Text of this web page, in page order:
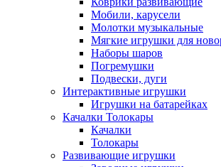
Мобили, карусели
Молотки музыкальные
Мягкие игрушки для
Наборы шаров
Погремушки
Подвески, дуги
Интерактивные игрушки
Игрушки на батарейках
Качалки Толокары
Качалки
Толокары
Развивающие игрушки